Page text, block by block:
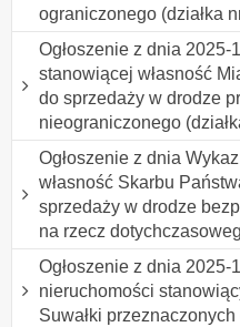
ograniczonego (działka
Ogłoszenie z dnia
stanowiącej własność
do sprzedaży w drodze
nieograniczonego
Ogłoszenie z dnia
własność Skarbu
sprzedaży w drodze
na rzecz
Ogłoszenie z dnia 2025-
nieruchomości
Suwałki